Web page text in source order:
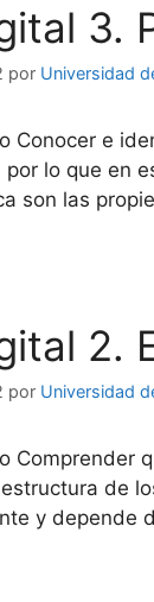
3.
por Universidad
Conocer e
lo que en
son las
2.
por Universidad
Comprender
de
y depende